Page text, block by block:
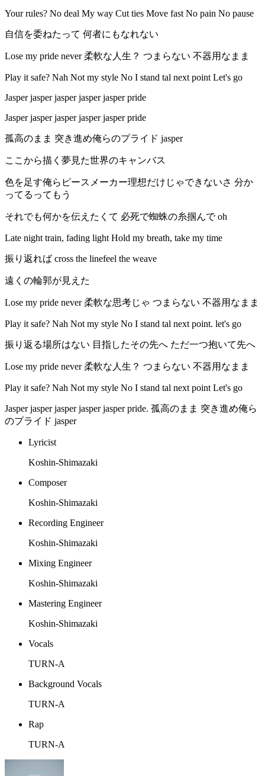
Your rules? No deal My way Cut ties Move fast No pain No pause
自信を委ねたって 何者にもなれない
Lose my pride never 柔軟な人生？ つまらない 不器用なまま
Play it safe? Nah Not my style No I stand tal next point Let's go
Jasper jasper jasper jasper jasper pride
Jasper jasper jasper jasper jasper pride
孤高のまま 突き進め俺らのプライド jasper
ここから描く夢見た世界のキャンバス
色を足す俺らピースメーカー理想だけじゃできないさ 分か
ってるってもう
それでも何かを伝えたくて 必死で蜘蛛の糸掴んで oh
Late night train, fading light Hold my breath, take my time
振り返れば cross the linefeel the weave
遠くの輪郭が見えた
Lose my pride never 柔軟な思考じゃ つまらない 不器用なまま
Play it safe? Nah Not my style No I stand tal next point. let's go
振り返る場所はない 目指したその先へ ただ一つ抱いて先へ
Lose my pride never 柔軟な人生？ つまらない 不器用なまま
Play it safe? Nah Not my style No I stand tal next point Let's go
Jasper jasper jasper jasper jasper pride. 孤高のまま 突き進め俺ら
のプライド jasper
Lyricist
Koshin-Shimazaki
Composer
Koshin-Shimazaki
Recording Engineer
Koshin-Shimazaki
Mixing Engineer
Koshin-Shimazaki
Mastering Engineer
Koshin-Shimazaki
Vocals
TURN-A
Background Vocals
TURN-A
Rap
TURN-A